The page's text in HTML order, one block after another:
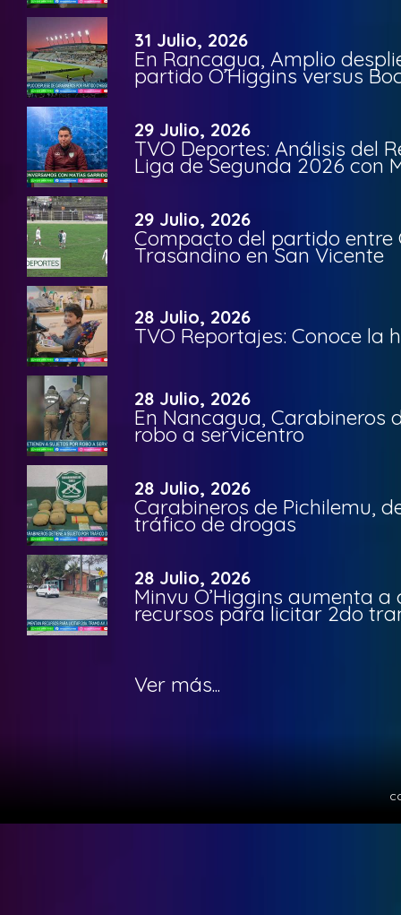
31 Julio, 2026
En Rancagua, Amplio
partido O’Higgins versus
29 Julio, 2026
TVO Deportes: Análisis del
Liga de Segunda 2026 con
29 Julio, 2026
Compacto del partido entre
Trasandino en San Vicente
28 Julio, 2026
TVO Reportajes: Conoce la
28 Julio, 2026
En Nancagua, Carabineros
robo a servicentro
28 Julio, 2026
Carabineros de Pichilemu,
tráfico de drogas
28 Julio, 2026
Minvu O’Higgins aumenta a
recursos para licitar 2do
Ver más...